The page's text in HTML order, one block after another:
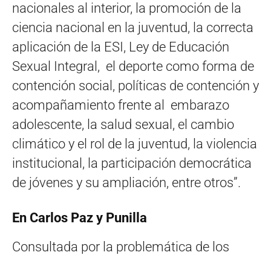
nacionales al interior, la promoción de la
ciencia nacional en la juventud, la correcta
aplicación de la ESI, Ley de Educación
Sexual Integral, el deporte como forma de
contención social, políticas de contención y
acompañamiento frente al embarazo
adolescente, la salud sexual, el cambio
climático y el rol de la juventud, la violencia
institucional, la participación democrática
de jóvenes y su ampliación, entre otros”.
En Carlos Paz y Punilla
Consultada por la problemática de los